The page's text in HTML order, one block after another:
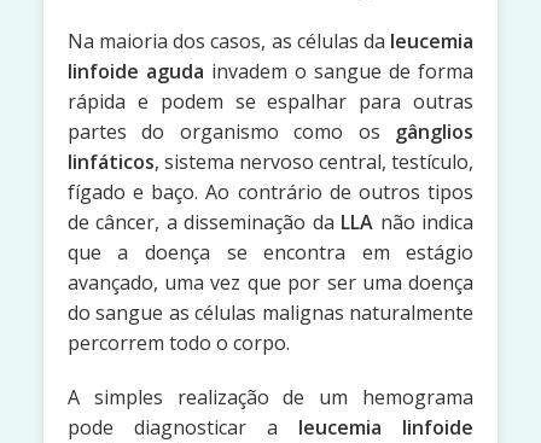
Na maioria dos casos, as células da leucemia
linfoide aguda invadem o sangue de forma
rápida e podem se espalhar para outras
partes do organismo como os gânglios
linfáticos, sistema nervoso central, testículo,
fígado e baço. Ao contrário de outros tipos
de câncer, a disseminação da LLA não indica
que a doença se encontra em estágio
avançado, uma vez que por ser uma doença
do sangue as células malignas naturalmente
percorrem todo o corpo.
A simples realização de um hemograma
pode diagnosticar a leucemia linfoide